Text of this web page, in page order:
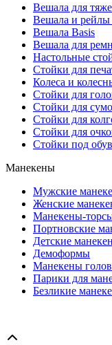
Вешала для
Вешала и рейлы
Вешала Basis
Вешала для
Настольные
Стойки для
Колеса и
Стойки для
Стойки для
Стойки для
Стойки для
Стойки под
Манекены
Мужские
Женские
Манекены-
Портновские
Детские
Демоформы
Манекены
Парики для
Безликие